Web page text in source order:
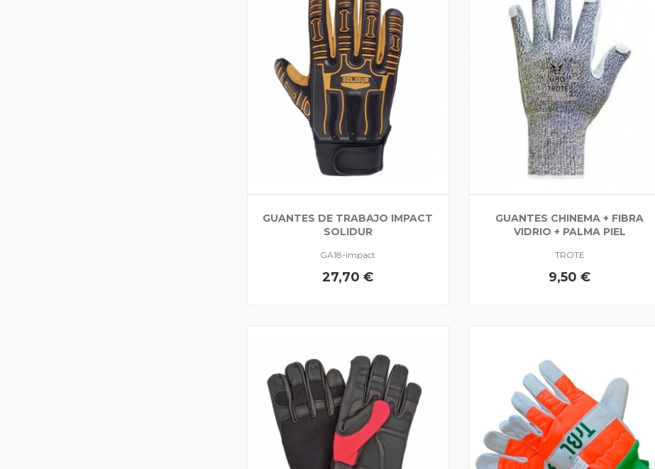
GUANTES DE TRABAJO IMPACT
SOLIDUR
GA18-impact
27,70 €
GUANTES CHINEMA + FIBRA
VIDRIO + PALMA PIEL
TROTE
9,50 €